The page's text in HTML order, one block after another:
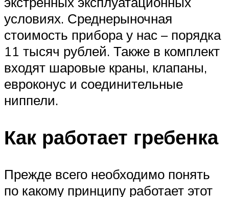
условиях. Среднерыночная
стоимость прибора у нас – порядка
11 тысяч рублей. Также в комплект
входят шаровые краны, клапаны,
евроконус и соединительные
ниппели.
Как работает гребенка
Прежде всего необходимо понять
по какому принципу работает этот